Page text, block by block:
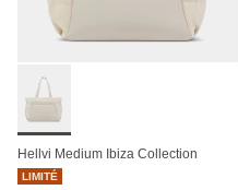
Hellvi Medium Ibiza Collection
LIMITÉ